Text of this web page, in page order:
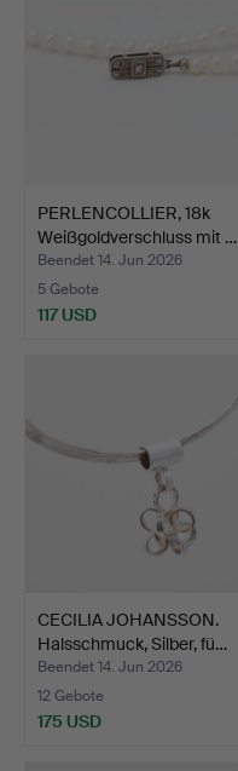
PERLENCOLLIER, 18k
Weißgoldverschluss mit …
Beendet 14. Jun 2026
5 Gebote
117 USD
CECILIA JOHANSSON.
Halsschmuck, Silber, fü…
Beendet 14. Jun 2026
12 Gebote
175 USD